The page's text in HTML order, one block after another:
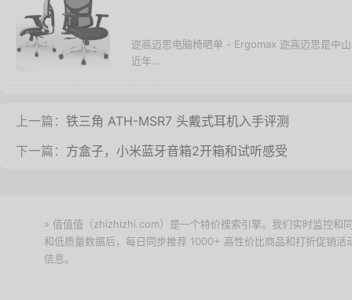
迩高迈思电脑椅晒单 - Ergomax 迩高迈思是中
近年...
上一篇： 铁三角 ATH-MSR7 头戴式耳机入手评测
下一篇： 方盒子，小米蓝牙音箱2开箱和试听感受
» 值值值（zhizhizhi.com）是一个特价搜索引擎。我们实时监控和
和低质量数据后，每日同步推荐 1000+ 高性价比商品和打折促销
信息。